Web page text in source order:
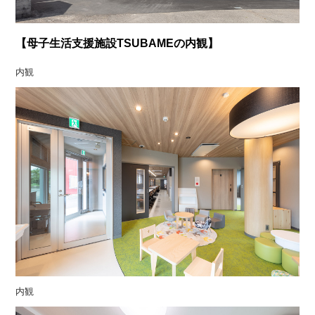
【母子生活支援施設TSUBAMEの内観】
内観
内観